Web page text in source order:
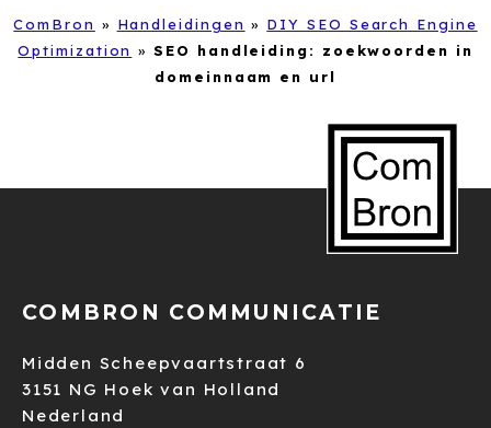
ComBron » Handleidingen » DIY SEO Search Engine
Optimization »SEO handleiding: zoekwoorden in
domeinnaam en url
COMBRON COMMUNICATIE
Midden Scheepvaartstraat 6
3151 NG Hoek van Holland
Nederland